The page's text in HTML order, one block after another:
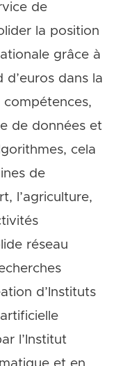
de
la position
grâce à
d’euros dans la
de données et
cela
de
l’agriculture,
réseau
d’Instituts
l’Institut